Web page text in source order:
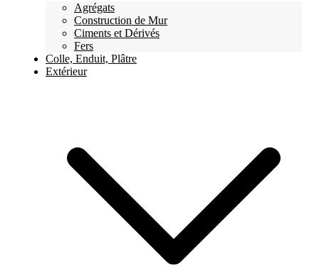
Agrégats
Construction de Mur
Ciments et Dérivés
Fers
Colle, Enduit, Plâtre
Extérieur